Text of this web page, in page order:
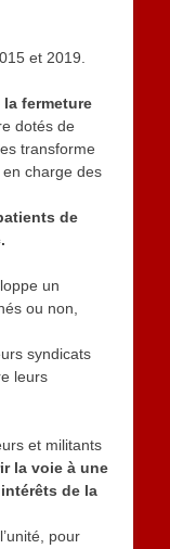
et 2019.
fermeture
dotés de
transforme
charge des
de
un
ou non,
syndicats
leurs
et militants
la voie à une
de la
pour